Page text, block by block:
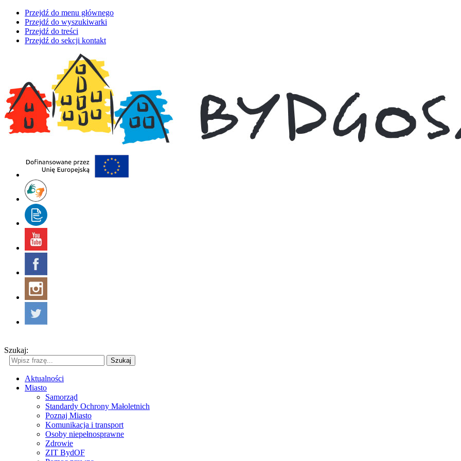
Przejdź do menu głównego
Przejdź do wyszukiwarki
Przejdź do treści
Przejdź do sekcji kontakt
Szukaj:
Szukaj
Aktualności
Miasto
Samorząd
Standardy Ochrony Małoletnich
Poznaj Miasto
Komunikacja i transport
Osoby niepełnosprawne
Zdrowie
ZIT BydOF